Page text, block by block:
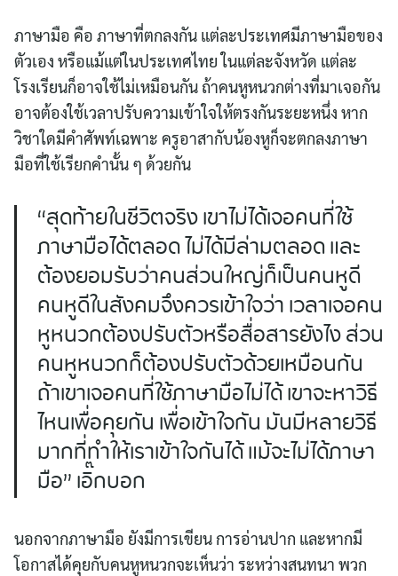
ภาษามือ คือ ภาษาที่ตกลงกัน แต่ละประเทศมีภาษามือของ
ตัวเอง หรือแม้แต่ในประเทศไทย ในแต่ละจังหวัด แต่ละ
โรงเรียนก็อาจใช้ไม่เหมือนกัน ถ้าคนหูหนวกต่างที่มาเจอกัน
อาจต้องใช้เวลาปรับความเข้าใจให้ตรงกันระยะหนึ่ง หาก
วิชาใดมีคำศัพท์เฉพาะ ครูอาสากับน้องหูก็จะตกลงภาษา
มือที่ใช้เรียกคำนั้น ๆ ด้วยกัน
“สุดท้ายในชีวิตจริง เขาไม่ได้เจอคนที่ใช้
ภาษามือได้ตลอด ไม่ได้มีล่ามตลอด และ
ต้องยอมรับว่าคนส่วนใหญ่ก็เป็นคนหูดี
คนหูดีในสังคมจึงควรเข้าใจว่า เวลาเจอคน
หูหนวกต้องปรับตัวหรือสื่อสารยังไง ส่วน
คนหูหนวกก็ต้องปรับตัวด้วยเหมือนกัน
ถ้าเขาเจอคนที่ใช้ภาษามือไม่ได้ เขาจะหาวิธี
ไหนเพื่อคุยกัน เพื่อเข้าใจกัน มันมีหลายวิธี
มากที่ทำให้เราเข้าใจกันได้ แม้จะไม่ได้ภาษา
มือ” เอิ๊กบอก
นอกจากภาษามือ ยังมีการเขียน การอ่านปาก และหากมี
โอกาสได้คุยกับคนหูหนวกจะเห็นว่า ระหว่างสนทนา พวก